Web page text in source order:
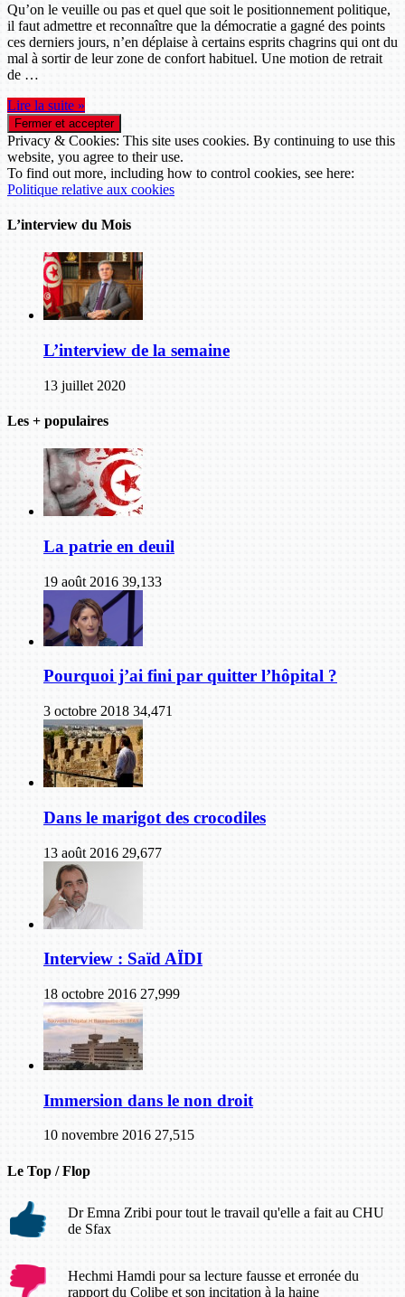
Qu’on le veuille ou pas et quel que soit le positionnement politique,
il faut admettre et reconnaître que la démocratie a gagné des points
ces derniers jours, n’en déplaise à certains esprits chagrins qui ont du
mal à sortir de leur zone de confort habituel. Une motion de retrait
de …
Lire la suite »
Privacy & Cookies: This site uses cookies. By continuing to use this
website, you agree to their use.
To find out more, including how to control cookies, see here:
Politique relative aux cookies
L’interview du Mois
L’interview de la semaine
13 juillet 2020
Les + populaires
La patrie en deuil
19 août 2016 39,133
Pourquoi j’ai fini par quitter l’hôpital ?
3 octobre 2018 34,471
Dans le marigot des crocodiles
13 août 2016 29,677
Interview : Saïd AÏDI
18 octobre 2016 27,999
Immersion dans le non droit
10 novembre 2016 27,515
Le Top / Flop
Dr Emna Zribi pour tout le travail qu'elle a fait au CHU
de Sfax
Hechmi Hamdi pour sa lecture fausse et erronée du
rapport du Colibe et son incitation à la haine